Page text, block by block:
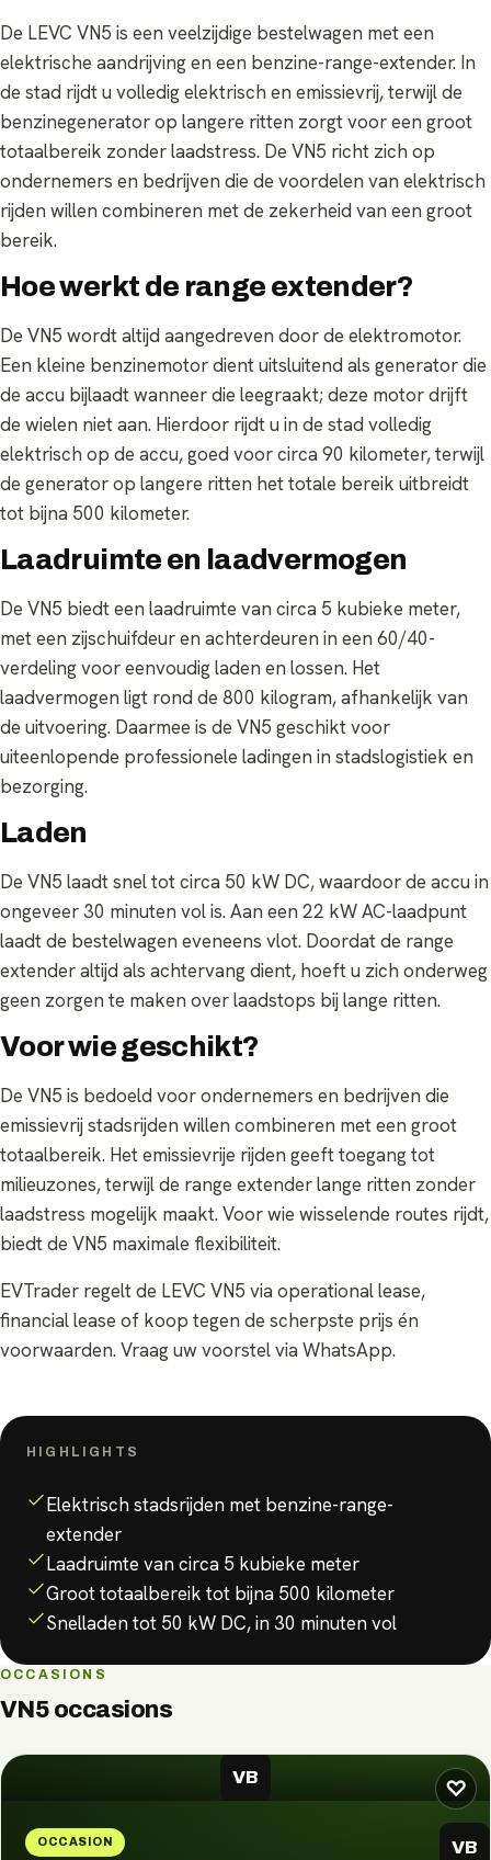
De LEVC VN5 is een veelzijdige bestelwagen met een
elektrische aandrijving en een benzine-range-extender. In
de stad rijdt u volledig elektrisch en emissievrij, terwijl de
benzinegenerator op langere ritten zorgt voor een groot
totaalbereik zonder laadstress. De VN5 richt zich op
ondernemers en bedrijven die de voordelen van elektrisch
rijden willen combineren met de zekerheid van een groot
bereik.
Hoe werkt de range extender?
De VN5 wordt altijd aangedreven door de elektromotor.
Een kleine benzinemotor dient uitsluitend als generator die
de accu bijlaadt wanneer die leegraakt; deze motor drijft
de wielen niet aan. Hierdoor rijdt u in de stad volledig
elektrisch op de accu, goed voor circa 90 kilometer, terwijl
de generator op langere ritten het totale bereik uitbreidt
tot bijna 500 kilometer.
Laadruimte en laadvermogen
De VN5 biedt een laadruimte van circa 5 kubieke meter,
met een zijschuifdeur en achterdeuren in een 60/40-
verdeling voor eenvoudig laden en lossen. Het
laadvermogen ligt rond de 800 kilogram, afhankelijk van
de uitvoering. Daarmee is de VN5 geschikt voor
uiteenlopende professionele ladingen in stadslogistiek en
bezorging.
Laden
De VN5 laadt snel tot circa 50 kW DC, waardoor de accu in
ongeveer 30 minuten vol is. Aan een 22 kW AC-laadpunt
laadt de bestelwagen eveneens vlot. Doordat de range
extender altijd als achtervang dient, hoeft u zich onderweg
geen zorgen te maken over laadstops bij lange ritten.
Voor wie geschikt?
De VN5 is bedoeld voor ondernemers en bedrijven die
emissievrij stadsrijden willen combineren met een groot
totaalbereik. Het emissievrije rijden geeft toegang tot
milieuzones, terwijl de range extender lange ritten zonder
laadstress mogelijk maakt. Voor wie wisselende routes rijdt,
biedt de VN5 maximale flexibiliteit.
EVTrader regelt de LEVC VN5 via operational lease,
financial lease of koop tegen de scherpste prijs én
voorwaarden. Vraag uw voorstel via WhatsApp.
HIGHLIGHTS
Elektrisch stadsrijden met benzine-range-
extender
Laadruimte van circa 5 kubieke meter
Groot totaalbereik tot bijna 500 kilometer
Snelladen tot 50 kW DC, in 30 minuten vol
OCCASIONS
VN5 occasions
♡
VB
OCCASION VB